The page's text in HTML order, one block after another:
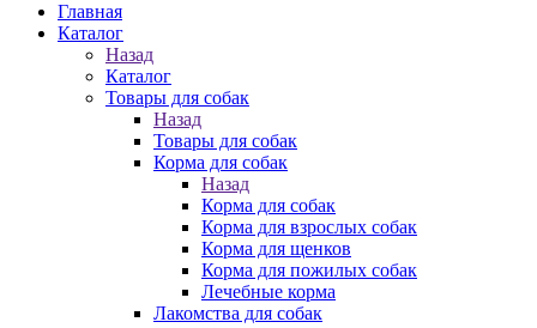
Главная
Каталог
Назад
Каталог
Товары для собак
Назад
Товары для собак
Корма для собак
Назад
Корма для собак
Корма для взрослых собак
Корма для щенков
Корма для пожилых собак
Лечебные корма
Лакомства для собак